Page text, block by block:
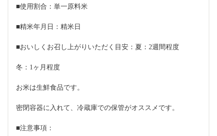
■使用割合：単一原料米
■精米年月日：精米日
■おいしくお召し上がりいただく目安：夏：2週間程度
冬：1ヶ月程度
お米は生鮮食品です。
密閉容器に入れて、冷蔵庫での保管がオススメです。
■注意事項：